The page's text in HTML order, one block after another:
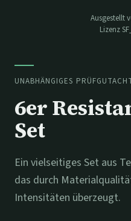
Ausgestellt
Lizenz
UNABHÄNGIGES
6er
Set
Ein vielseitiges Set aus
das durch
Intensitäten überzeugt.